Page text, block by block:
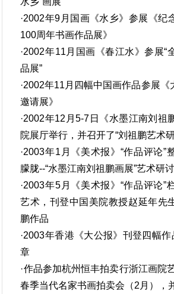
·2002年9月国画《水乡》参展《纪
100周年书画作品展》
·2002年11月国画《春江水》参展“
品展”
·2002年11月四幅中国画作品参展《
邀请展》
·2002年12月5-7日《水墨江南刘祖
院展厅举行，并召开了“刘祖鹏艺术研
·2003年1月《美术报》“作品评论”
朦胧--“水墨江南刘祖鹏画展”艺术研
·2003年5月《美术报》“作品评论”
艺术，刊登中国美院教授赵延年先
鹏作品
·2003年香港《大公报》刊登四幅作
章
·作品参加杭州恒丰拍卖行浙江画院
春季当代名家书画拍卖会（2月），